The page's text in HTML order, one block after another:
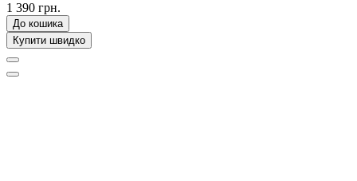
1 390 грн.
До кошика
Купити швидко